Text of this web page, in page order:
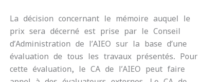
La décision concernant le mémoire auquel le
prix sera décerné est prise par le Conseil
d’Administration de l’AIEO sur la base d’une
évaluation de tous les travaux présentés. Pour
cette évaluation, le CA de l’AIEO peut faire